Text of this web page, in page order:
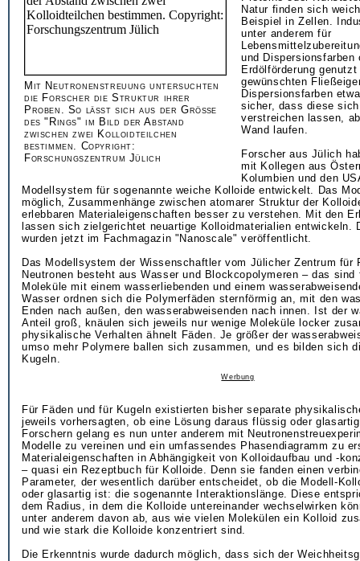
Mit Neutronenstreuung untersuchten
die Forscher die Struktur ihrer
Proben. So lässt sich aus der Größe
des "Rings" im Bild der Abstand
zwischen zwei Kolloidteilchen
bestimmen. Copyright:
Forschungszentrum Jülich
Natur finden sich
Beispiel in Zellen.
unter anderem für
und Dispersionsfarben
Erdölförderung
gewünschten
Dispersionsfarben
sicher, dass diese
verstreichen lassen,
Wand laufen.
Forscher aus Jülich
mit Kollegen aus
Kolumbien und den
Modellsystem für sogenannte weiche Kolloide entwickelt. Das
möglich, Zusammenhänge zwischen atomarer Struktur der
erlebbaren Materialeigenschaften besser zu verstehen. Mit den
lassen sich zielgerichtet neuartige Kolloidmaterialien entwickeln.
wurden jetzt im Fachmagazin "Nanoscale" veröffentlicht.
Das Modellsystem der Wissenschaftler vom Jülicher Zentrum für
Neutronen besteht aus Wasser und Blockcopolymeren – das sind
Moleküle mit einem wasserliebenden und einem
Wasser ordnen sich die Polymerfäden sternförmig an, mit den
Enden nach außen, den wasserabweisenden nach innen. Ist der
Anteil groß, knäulen sich jeweils nur wenige Moleküle locker
physikalische Verhalten ähnelt Fäden. Je größer der
umso mehr Polymere ballen sich zusammen, und es bilden sich
Kugeln.
Werbung
Für Fäden und für Kugeln existierten bisher separate
jeweils vorhersagten, ob eine Lösung daraus flüssig oder
Forschern gelang es nun unter anderem mit
Modelle zu vereinen und ein umfassendes Phasendiagramm zu
Materialeigenschaften in Abhängigkeit von Kolloidaufbau und -
– quasi ein Rezeptbuch für Kolloide. Denn sie fanden einen
Parameter, der wesentlich darüber entscheidet, ob die Modell-
oder glasartig ist: die sogenannte Interaktionslänge. Diese
dem Radius, in dem die Kolloide untereinander wechselwirken
unter anderem davon ab, aus wie vielen Molekülen ein Kolloid
und wie stark die Kolloide konzentriert sind.
Die Erkenntnis wurde dadurch möglich, dass sich der